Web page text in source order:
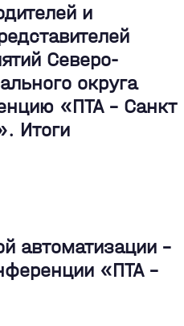
и
Северо-
округа
«ПТА – Санкт
Итоги
автоматизации -
«ПТА –